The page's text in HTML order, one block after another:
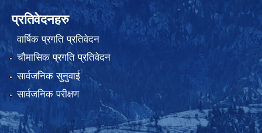
प्रतिवेदनहरु
वार्षिक प्रगति प्रतिवेदन
चौमासिक प्रगति प्रतिवेदन
सार्वजनिक सुनुवाई
सार्वजनिक परीक्षण